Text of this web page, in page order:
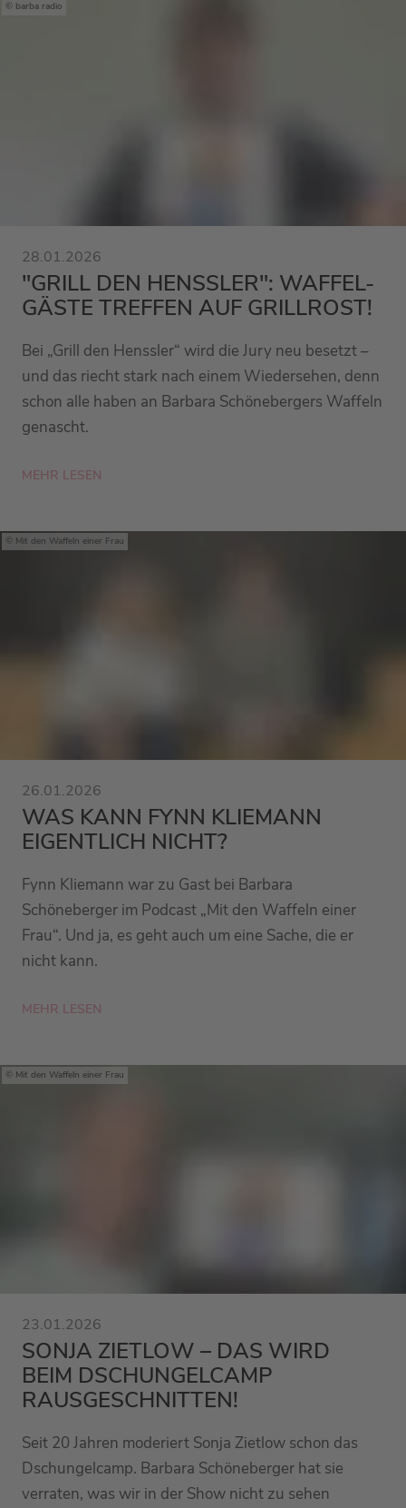
barba radio
28.01.2026
"GRILL DEN HENSSLER": WAFFEL-
GÄSTE TREFFEN AUF GRILLROST!
Bei „Grill den Henssler“ wird die Jury neu besetzt –
und das riecht stark nach einem Wiedersehen, denn
schon alle haben an Barbara Schönebergers Waffeln
genascht.
MEHR LESEN
Mit den Waffeln einer Frau
26.01.2026
WAS KANN FYNN KLIEMANN
EIGENTLICH NICHT?
Fynn Kliemann war zu Gast bei Barbara
Schöneberger im Podcast „Mit den Waffeln einer
Frau“. Und ja, es geht auch um eine Sache, die er
nicht kann.
MEHR LESEN
Mit den Waffeln einer Frau
23.01.2026
SONJA ZIETLOW – DAS WIRD
BEIM DSCHUNGELCAMP
RAUSGESCHNITTEN!
Seit 20 Jahren moderiert Sonja Zietlow schon das
Dschungelcamp. Barbara Schöneberger hat sie
verraten, was wir in der Show nicht zu sehen